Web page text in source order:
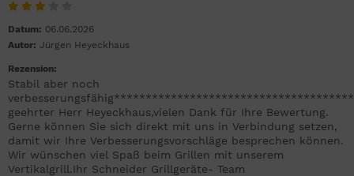
Datum: 06.06.2026
Autor: Jürgen Heyeckhaus
Rezension:
Stabil aber noch
geehrter Herr Heyeckhaus,vielen Dank für Ihre Bewertung.
Gerne können Sie sich direkt mit uns in Verbindung setzen,
damit wir Ihre Verbesserungsvorschläge besprechen können.
Wir wünschen viel Spaß beim Grillen mit unserem
Vertikalgrill.Ihr Schneider Grillgeräte- Team